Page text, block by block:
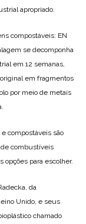
apropriado.
compostáveis: EN
se decomponha
em 12 semanas,
em fragmentos
por meio de metais
compostáveis são
combustíveis
opções para escolher.
da
Unido, e seus
chamado